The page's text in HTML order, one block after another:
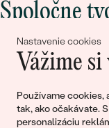
Nastavenie cookies
Vážime
Používame cookies,
tak, ako očakávate.
personalizáciu
Spoločne
lásky